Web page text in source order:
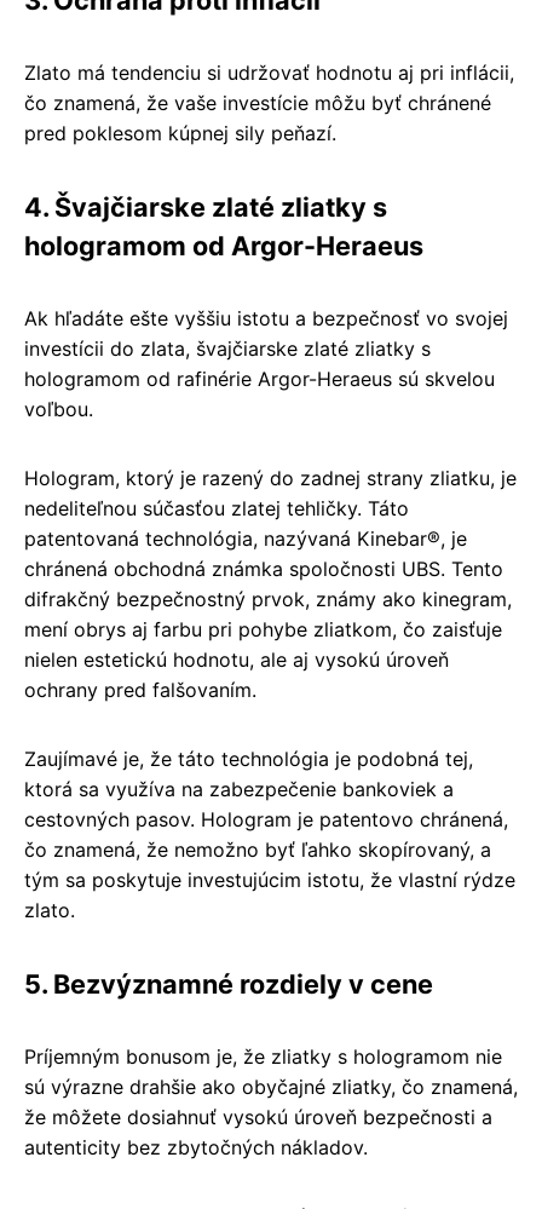
Zlato má tendenciu si udržovať hodnotu aj pri inflácii,
čo znamená, že vaše investície môžu byť chránené
pred poklesom kúpnej sily peňazí.
4. Švajčiarske zlaté zliatky s
hologramom od Argor-Heraeus
Ak hľadáte ešte vyššiu istotu a bezpečnosť vo svojej
investícii do zlata, švajčiarske zlaté zliatky s
hologramom od rafinérie Argor-Heraeus sú skvelou
voľbou.
Hologram, ktorý je razený do zadnej strany zliatku, je
nedeliteľnou súčasťou zlatej tehličky. Táto
patentovaná technológia, nazývaná Kinebar®, je
chránená obchodná známka spoločnosti UBS. Tento
difrakčný bezpečnostný prvok, známy ako kinegram,
mení obrys aj farbu pri pohybe zliatkom, čo zaisťuje
nielen estetickú hodnotu, ale aj vysokú úroveň
ochrany pred falšovaním.
Zaujímavé je, že táto technológia je podobná tej,
ktorá sa využíva na zabezpečenie bankoviek a
cestovných pasov. Hologram je patentovo chránená,
čo znamená, že nemožno byť ľahko skopírovaný, a
tým sa poskytuje investujúcim istotu, že vlastní rýdze
zlato.
5. Bezvýznamné rozdiely v cene
Príjemným bonusom je, že zliatky s hologramom nie
sú výrazne drahšie ako obyčajné zliatky, čo znamená,
že môžete dosiahnuť vysokú úroveň bezpečnosti a
autenticity bez zbytočných nákladov.